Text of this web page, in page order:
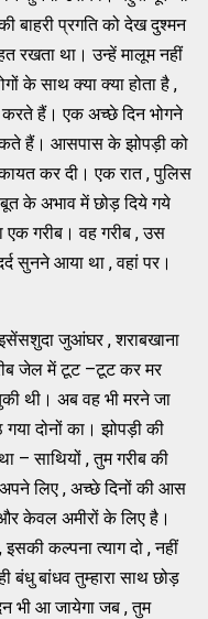
बाहरी प्रगति को देख दुश्मन
रखता था। उन्हें मालूम नहीं
के साथ क्या क्या होता है ,
करते हैं। एक अच्छे दिन भोगने
हैं। आसपास के झोपड़ी को
कर दी। एक रात , पुलिस
के अभाव में छोड़ दिये गये
गरीब। वह गरीब , उस
सुनने आया था , वहां पर।
जुआंघर , शराबखाना
जेल में टूट –टूट कर मर
थी। अब वह भी मरने जा
दोनों का। झोपड़ी की
– साथियों , तुम गरीब की
अपने लिए , अच्छे दिनों की आस
केवल अमीरों के लिए है।
कल्पना त्याग दो , नहीं
बंधु बांधव तुम्हारा साथ छोड़
भी आ जायेगा जब , तुम